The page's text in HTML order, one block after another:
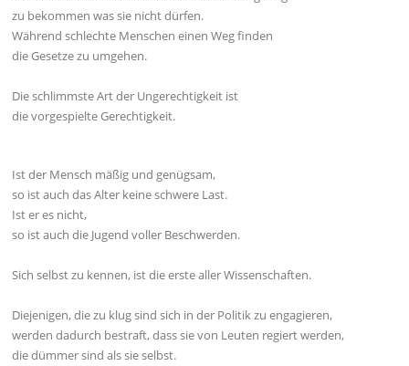
zu bekommen was sie nicht dürfen.
Während schlechte Menschen einen Weg finden
die Gesetze zu umgehen.
Die schlimmste Art der Ungerechtigkeit ist
die vorgespielte Gerechtigkeit.
Ist der Mensch mäßig und genügsam,
so ist auch das Alter keine schwere Last.
Ist er es nicht,
so ist auch die Jugend voller Beschwerden.
Sich selbst zu kennen, ist die erste aller Wissenschaften.
Diejenigen, die zu klug sind sich in der Politik zu engagieren,
werden dadurch bestraft, dass sie von Leuten regiert werden,
die dümmer sind als sie selbst.